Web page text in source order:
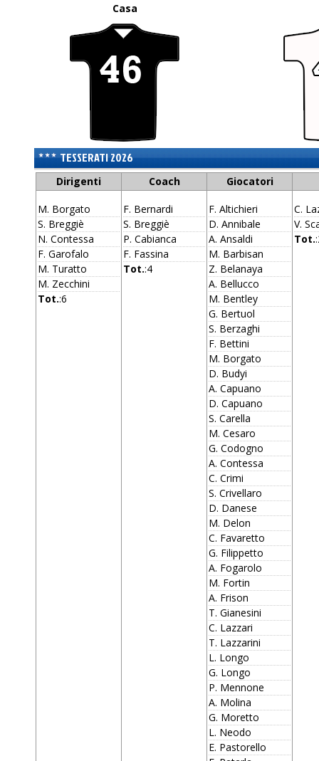
Casa
TESSERATI 2026
Dirigenti Coach Giocatori
M. Borgato
S. Breggiè
N. Contessa
F. Garofalo
M. Turatto
M. Zecchini
Tot.:6
F. Bernardi
S. Breggiè
P. Cabianca
F. Fassina
Tot.:4
F. Altichieri
D. Annibale
A. Ansaldi
M. Barbisan
Z. Belanaya
A. Bellucco
M. Bentley
G. Bertuol
S. Berzaghi
F. Bettini
M. Borgato
D. Budyi
A. Capuano
D. Capuano
S. Carella
M. Cesaro
G. Codogno
A. Contessa
C. Crimi
S. Crivellaro
D. Danese
M. Delon
C. Favaretto
G. Filippetto
A. Fogarolo
M. Fortin
A. Frison
T. Gianesini
C. Lazzari
T. Lazzarini
L. Longo
G. Longo
P. Mennone
A. Molina
G. Moretto
L. Neodo
E. Pastorello
C.
V.
Tot.